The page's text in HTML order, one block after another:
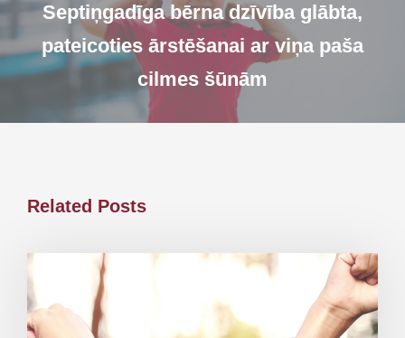
Septiņgadīga bērna dzīvība glābta,
pateicoties ārstēšanai ar viņa paša
cilmes šūnām
Related Posts